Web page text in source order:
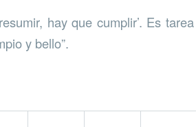
hay que cumplir’. Es
y bello”.